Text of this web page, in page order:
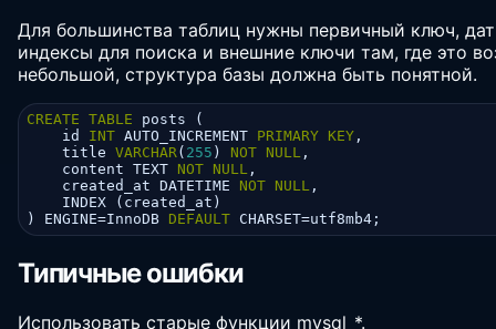
Для большинства таблиц нужны первичный ключ,
индексы для поиска и внешние ключи там, где это
небольшой, структура базы должна быть понятной.
CREATE TABLE posts (
    id
INT AUTO_INCREMENT PRIMARY KEY,
    title
VARCHAR( 255 ) NOT NULL,
    content TEXT
NOT NULL,
    created_at DATETIME
NOT NULL,
    INDEX (created_at)
) ENGINE=InnoDB DEFAULT CHARSET=utf8mb4;
Типичные ошибки
Использовать старые функции mysql_*.